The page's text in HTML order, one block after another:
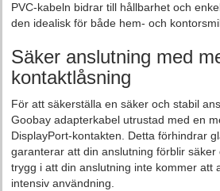
PVC-kabeln bidrar till hållbarhet och
den idealisk för både hem- och
Säker anslutning med
kontaktlåsning
För att säkerställa en säker och stabil
Goobay adapterkabel utrustad med en
DisplayPort-kontakten. Detta förhindrar
garanterar att din anslutning förblir säker
trygg i att din anslutning inte kommer att
intensiv användning.